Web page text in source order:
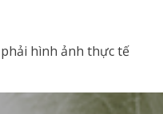
hình ảnh thực tế